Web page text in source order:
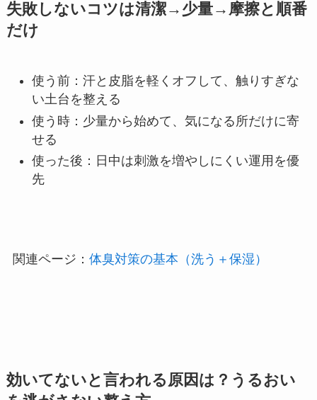
失敗しないコツは清潔→少量→摩擦と順番
だけ
使う前：汗と皮脂を軽くオフして、触りすぎな
い土台を整える
使う時：少量から始めて、気になる所だけに寄
せる
使った後：日中は刺激を増やしにくい運用を優
先
関連ページ： 体臭対策の基本（洗う＋保湿）
効いてないと言われる原因は？うるおい